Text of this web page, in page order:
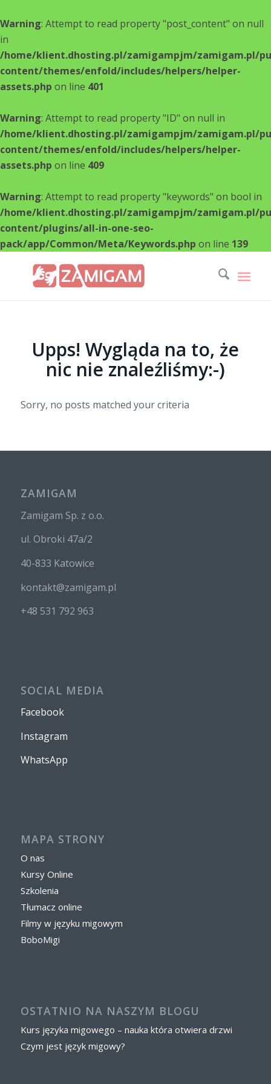
Warning: Attempt to read property "post_content" on null
in
/home/klient.dhosting.pl/zamigampjm/zamigam.pl/
content/themes/enfold/includes/helpers/helper-
assets.php on line 401
Warning: Attempt to read property "ID" on null in
/home/klient.dhosting.pl/zamigampjm/zamigam.pl/
content/themes/enfold/includes/helpers/helper-
assets.php on line 409
Warning: Attempt to read property "keywords" on bool in
/home/klient.dhosting.pl/zamigampjm/zamigam.pl/
content/plugins/all-in-one-seo-
pack/app/Common/Meta/Keywords.php on line 139
Upps! Wygląda na to, że
nic nie znaleźliśmy:-)
Sorry, no posts matched your criteria
ZAMIGAM
Zamigam Sp. z o.o.
ul. Obroki 47a/2
40-833 Katowice
kontakt@zamigam.pl
+48 531 792 963
SOCIAL MEDIA
Facebook
Instagram
WhatsApp
MAPA STRONY
O nas
Kursy Online
Szkolenia
Tłumacz online
Filmy w języku migowym
BoboMigi
OSTATNIO NA NASZYM BLOGU
Kurs języka migowego – nauka która otwiera drzwi
Czym jest język migowy?